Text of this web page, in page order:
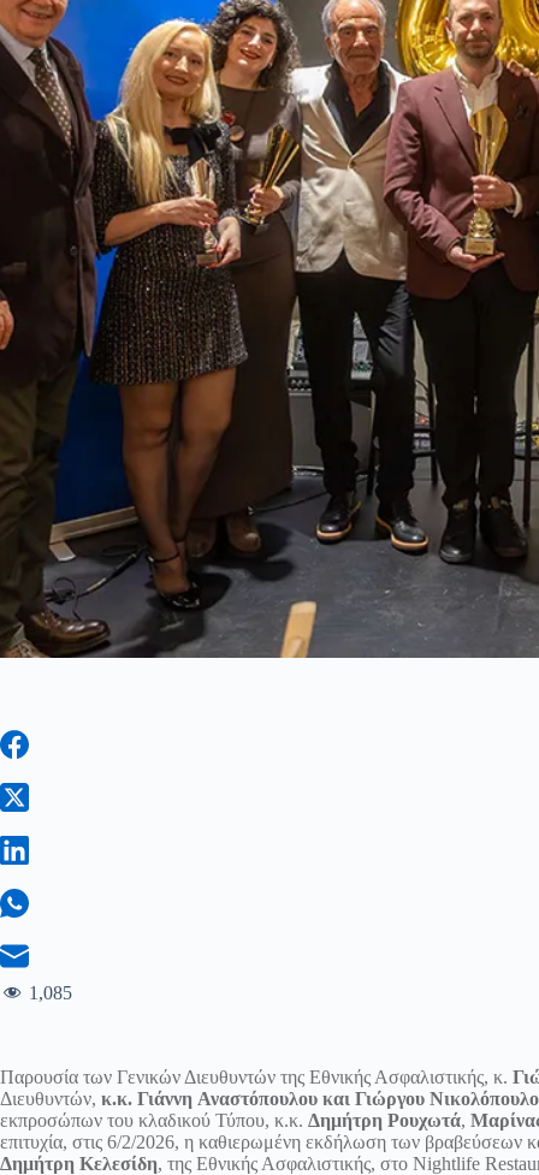
1,085
Παρουσία των Γενικών Διευθυντών της Εθνικής Ασφαλιστικής, κ.
Διευθυντών, κ.κ. Γιάννη Αναστόπουλου και Γιώργου
εκπροσώπων του κλαδικού Τύπου, κ.κ. Δημήτρη Ρουχωτά,
επιτυχία, στις 6/2/2026, η καθιερωμένη εκδήλωση των βραβεύσεων
Δημήτρη Κελεσίδη, της Εθνικής Ασφαλιστικής, στο Nightlife